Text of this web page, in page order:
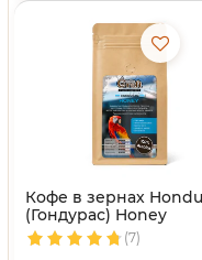
Кофе в зернах
(Гондурас) Honey
(7)